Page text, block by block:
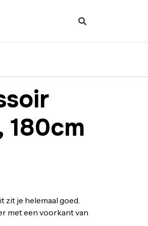
zit je helemaal goed.
met een voorkant van